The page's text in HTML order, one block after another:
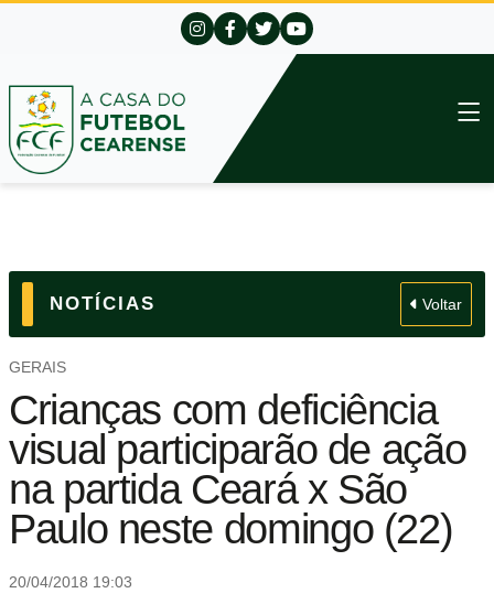
NOTÍCIAS Voltar
GERAIS
Crianças com deficiência
visual participarão de ação
na partida Ceará x São
Paulo neste domingo (22)
20/04/2018 19:03